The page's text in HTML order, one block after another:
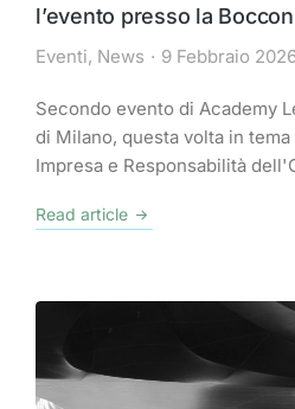
l’evento presso la
Eventi, News 9 Febbraio
Secondo evento di Academy
di Milano, questa volta in
Impresa e Responsabilità
Read article